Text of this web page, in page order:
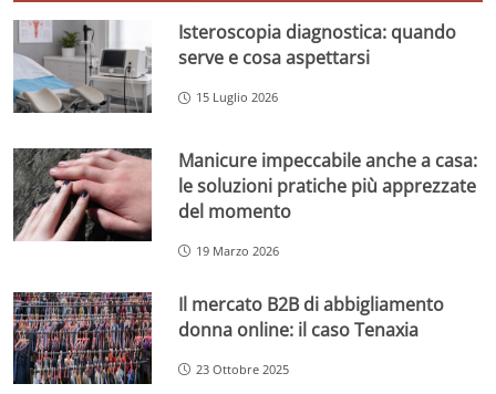
Isteroscopia diagnostica: quando
serve e cosa aspettarsi
15 Luglio 2026
Manicure impeccabile anche a casa:
le soluzioni pratiche più apprezzate
del momento
19 Marzo 2026
Il mercato B2B di abbigliamento
donna online: il caso Tenaxia
23 Ottobre 2025